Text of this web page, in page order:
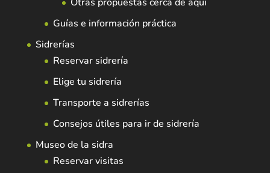
Guías e información práctica
Sidrerías
Reservar sidrería
Elige tu sidrería
Transporte a sidrerías
Consejos útiles para ir de sidrería
Museo de la sidra
Reservar visitas